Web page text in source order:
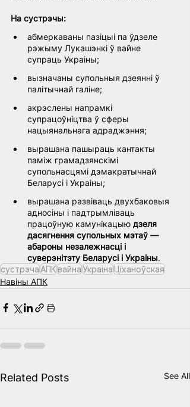
На сустрэчы:
абмеркаваны пазіцыі па ўдзеле
рэжыму Лукашэнкі ў вайне
супраць Украіны;
вызначаны супольныя дзеянні ў
палітычнай галіне;
акрэслены напрамкі
супрацоўніцтва ў сферы
нацыянальнага адраджэння;
вырашана пашыраць кантакты
паміж грамадзянскімі
супольнасцямі дэмакратычнай
Беларусі і Украіны;
вырашана развіваць двухбаковыя
адносіны і падтрымліваць
працоўную камунікацыю дзеля
дасягнення супольных мэтаў —
абароны незалежнасці і
суверэнітэту Беларусі і Украіны.
сустрэчаАПКвайнаУкраiнаЦіханоўская
Навіны АПК
Related Posts See All